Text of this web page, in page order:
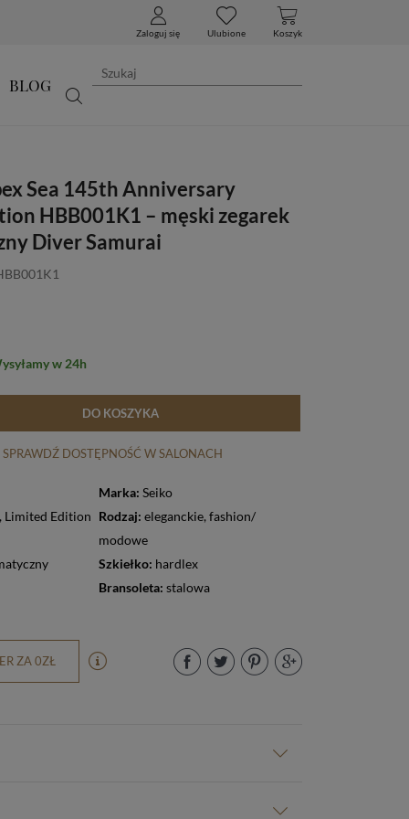
Zaloguj się Ulubione Koszyk
BLOG
Sea 145th Anniversary
HBB001K1 – męski zegarek
Diver Samurai
w 24h
DO KOSZYKA
SPRAWDŹ DOSTĘPNOŚĆ W SALONACH
Marka: Seiko
Limited Edition Rodzaj:eleganckie, fashion/
modowe
Szkiełko: hardlex
Bransoleta: stalowa
ZA 0ZŁ